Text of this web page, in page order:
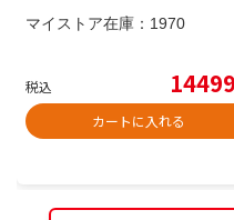
マイストア在庫： 1970
税込 14499
カートに入れる